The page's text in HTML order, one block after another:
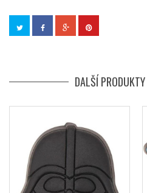
DALŠÍ